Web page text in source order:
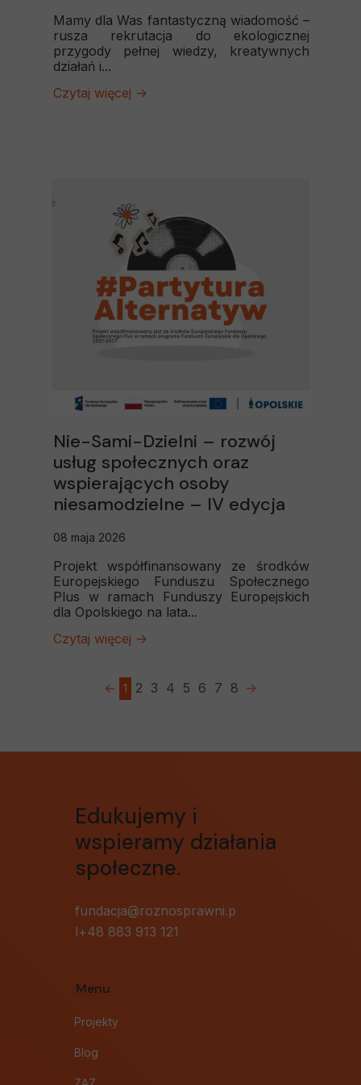
Mamy dla Was fantastyczną wiadomość –
rusza rekrutacja do ekologicznej
przygody pełnej wiedzy, kreatywnych
działań i...
Czytaj więcej ->
Nie-Sami-Dzielni – rozwój
usług społecznych oraz
wspierających osoby
niesamodzielne – IV edycja
08 maja 2026
Projekt współfinansowany ze środków
Europejskiego Funduszu Społecznego
Plus w ramach Funduszy Europejskich
dla Opolskiego na lata...
Czytaj więcej ->
1 2 3 4 5 6 7 8
Edukujemy i
wspieramy działania
społeczne.
fundacja@roznosprawni.p
l+48 883 913 121
Menu
Projekty
Blog